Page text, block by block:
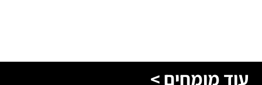
עוד מומחים >